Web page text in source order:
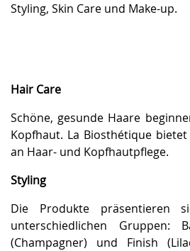
Styling, Skin Care und Make-up.
Hair Care
Schöne, gesunde Haare
Kopfhaut. La Biosthétique
an Haar- und Kopfhautpflege.
Styling
Die Produkte präsentieren
unterschiedlichen Gruppen:
(Champagner) und Finish